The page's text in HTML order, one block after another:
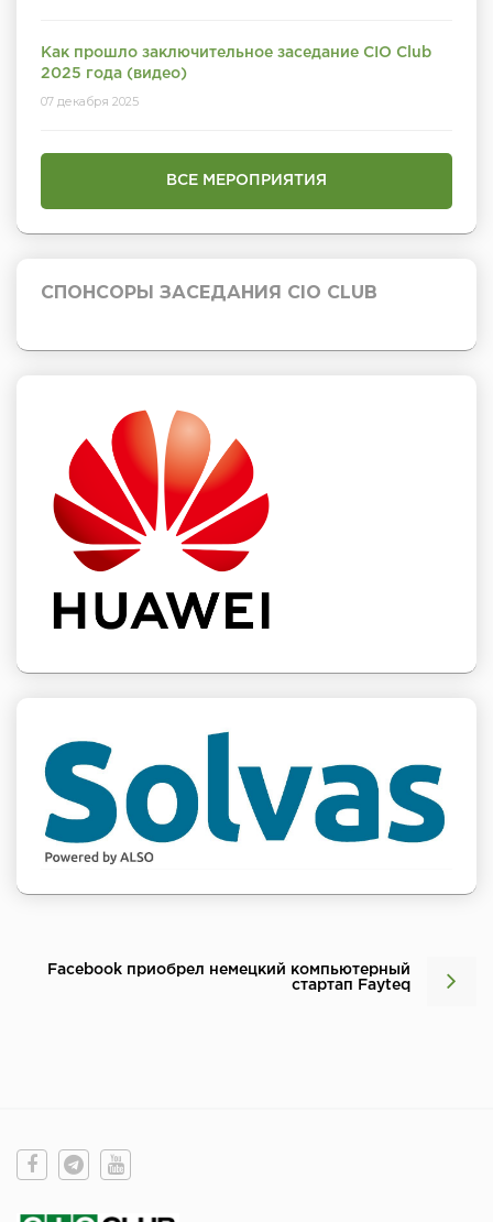
Как прошло заключительное заседание CIO Club
2025 года (видео)
07 декабря 2025
ВСЕ МЕРОПРИЯТИЯ
СПОНСОРЫ ЗАСЕДАНИЯ CIO CLUB
Facebook приобрел немецкий компьютерный
стартап Fayteq